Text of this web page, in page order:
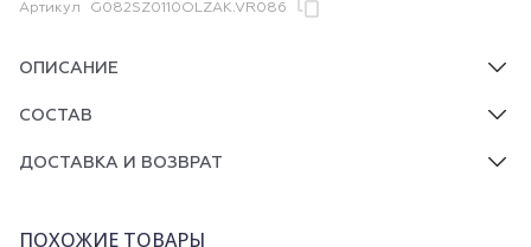
Артикул G082SZ0110OLZAK.VR086
ОПИСАНИЕ
СОСТАВ
ДОСТАВКА И ВОЗВРАТ
ПОХОЖИЕ ТОВАРЫ